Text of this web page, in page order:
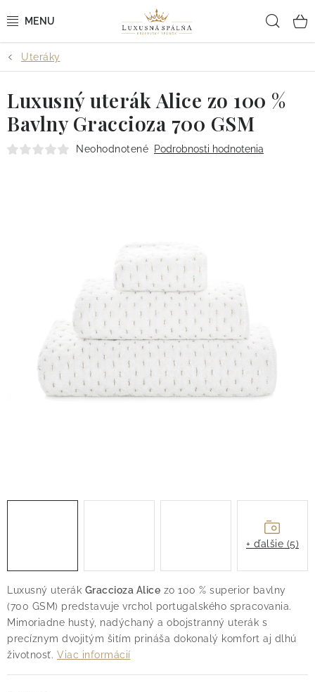
na
POSTEĽNÉ OBLIEČKY
POSTEĽNÉ PLACHTY
PREHOZY A PAPLÓNY
Doprava
Kontakt
Obchodné podmienky
Podmienky ochrany osobných údajov
Reklamačný poriadok
Vrátenie tovaru
Uteráky
Luxusný uterák Graccioza Alice zo 100 % superior bavlny
(700 GSM) predstavuje vrchol portugalského spracovania.
Mimoriadne hustý, nadýchaný a obojstranný uterák s
precíznym dvojitým šitím prináša dokonalý komfort aj dlhú
životnosť. Viac informácií
Luxusný uterák Alice zo 100 %
Bavlny Graccioza 700 GSM
Neohodnotené Podrobnosti hodnotenia
+ ďalšie (5)